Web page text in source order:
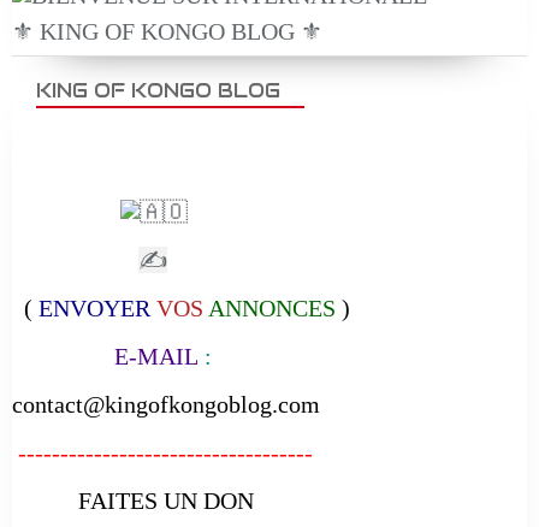
⚜️ KING OF KONGO BLOG ⚜️
KING OF KONGO BLOG
✍
( ENVOYER VOS ANNONCES )
E-MAIL :
contact@kingofkongoblog.com
-----------------------------------
FAITES UN DON